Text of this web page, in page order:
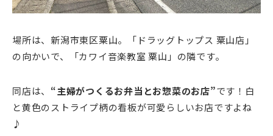
場所は、新潟市東区粟山。「ドラッグトップス 粟山店」
の向かいで、「カワイ音楽教室 粟山」の隣です。
同店は、 “主婦がつくるお弁当とお惣菜のお店”です！白
と黄色のストライプ柄の看板が可愛らしいお店ですよね
♪